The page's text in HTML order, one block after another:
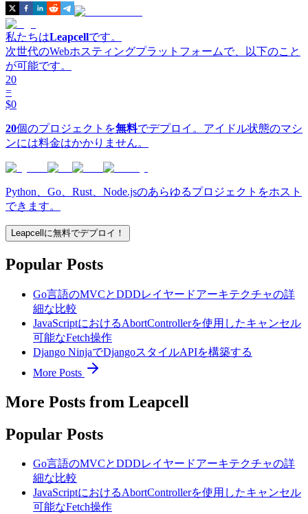
私たちはLeapcellです。
次世代のWebホスティングプラットフォームで、以下のこと
が可能です。
20
=
$0
20個のプロジェクトを無料でデプロイ。アイドル状態のマシ
ンには料金はかかりません。
Python、Go、Rust、Node.jsのあらゆるプロジェクトをホスト
できます。
Leapcellに無料でデプロイ！
Popular Posts
Go言語のMVCとDDDレイヤードアーキテクチャの詳
細な比較
JavaScriptにおけるAbortControllerを使用したキャンセル
可能なFetch操作
Django NinjaでDjangoスタイルAPIを構築する
More Posts
More Posts from Leapcell
Popular Posts
Go言語のMVCとDDDレイヤードアーキテクチャの詳
細な比較
JavaScriptにおけるAbortControllerを使用したキャンセル
可能なFetch操作